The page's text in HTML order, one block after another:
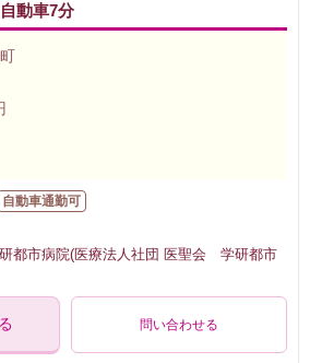
動車7分
自動車通勤可
都市病院(医療法人社団 医聖会 学研都市
問い合わせる